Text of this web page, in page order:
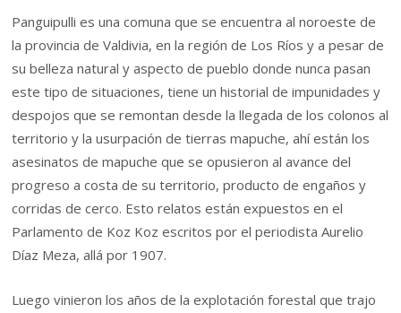
Panguipulli es una comuna que se encuentra al noroeste de
la provincia de Valdivia, en la región de Los Ríos y a pesar de
su belleza natural y aspecto de pueblo donde nunca pasan
este tipo de situaciones, tiene un historial de impunidades y
despojos que se remontan desde la llegada de los colonos al
territorio y la usurpación de tierras mapuche, ahí están los
asesinatos de mapuche que se opusieron al avance del
progreso a costa de su territorio, producto de engaños y
corridas de cerco. Esto relatos están expuestos en el
Parlamento de Koz Koz escritos por el periodista Aurelio
Díaz Meza, allá por 1907.
Luego vinieron los años de la explotación forestal que trajo